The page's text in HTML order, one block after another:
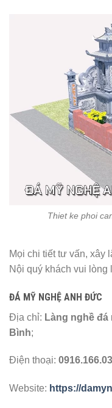
Thiet ke phoi
Mọi chi tiết tư vấn, xây
Nội quý khách vui lòng
ĐÁ MỸ NGHỆ ANH ĐỨC
Địa chỉ: Làng nghề
Bình;
Điện thoại:
Website: https://